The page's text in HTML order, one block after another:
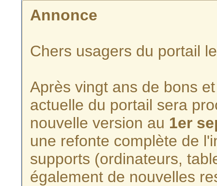
Annonce
Chers usagers du portail
Après vingt ans de bons
actuelle du portail sera
nouvelle version au 1er
une refonte complète de
supports (ordinateurs,
également de nouvelles